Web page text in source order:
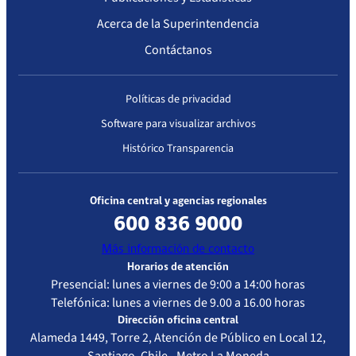
Acerca de la Superintendencia
Contáctanos
Políticas de privacidad
Software para visualizar archivos
Histórico Transparencia
Oficina central y agencias regionales
600 836 9000
Más información de contacto
Horarios de atención
Presencial: lunes a viernes de 9:00 a 14:00 horas
Telefónica: lunes a viernes de 9.00 a 16.00 horas
Dirección oficina central
Alameda 1449, Torre 2, Atención de Público en Local 12,